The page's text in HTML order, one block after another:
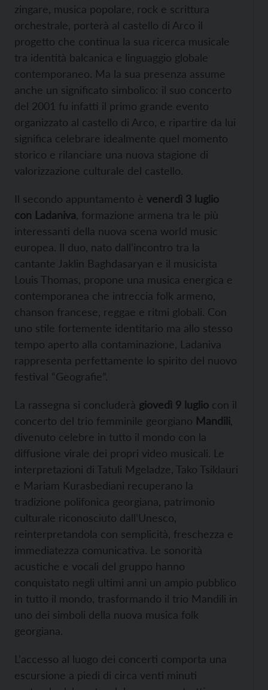
zingare, musica popolare, rock e scrittura
orchestrale, porterà al castello di Arco il
progetto che continua la sua ricerca musicale
tra identità balcanica e linguaggio globale
contemporaneo. Ma la sua presenza assume
anche un significato simbolico: il suo concerto
del 2001 fu infatti il primo grande evento
organizzato al castello di Arco, e ripartire da lui
significa celebrare idealmente quel momento
storico e rilanciare una nuova stagione di
valorizzazione culturale del castello.
Il secondo appuntamento è venerdì 3 luglio
con Ladaniva , formazione armena tra le più
interessanti della nuova scena world music
europea. Il duo, nato dall’incontro tra la
cantante Jaklin Baghdasaryan e il musicista
Louis Thomas, propone una musica energica e
contemporanea che intreccia folk armeno,
chanson francese, reggae e ritmi globali. Con
uno stile fortemente identitario ma allo stesso
tempo aperto alla contaminazione, Ladaniva
rappresenta perfettamente lo spirito del nuovo
festival “Geografie”.
La rassegna si concluderà giovedì 9 luglio con il
concerto del trio femminile georgiano Mandili
divenuto celebre in tutto il mondo con la
diffusione virale dei propri video musicali. Le
interpretazioni di Tatuli Mgeladze, Tako Tsiklauri
e Mariam Kurasbediani recuperano la
tradizione polifonica georgiana, patrimonio
culturale riconosciuto dall’Unesco,
reinterpretandola con semplicità, freschezza e
immediatezza comunicativa. Le sonorità
acustiche e vocali del gruppo hanno
conquistato negli ultimi anni un ampio pubblico
in tutto il mondo, trasformando il trio Mandili in
uno dei simboli della nuova musica folk
georgiana.
L’accesso al luogo dei concerti comporta una
escursione a piedi di circa venti minuti